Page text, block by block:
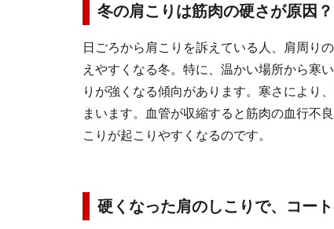
冬の肩こりは筋肉の硬さが原因？
日ごろから肩こりを訴えている人、肩周り
えやすくなる冬。特に、温かい場所から寒
りが強くなる傾向があります。寒さにより
まいます。血管が収縮すると筋肉の血行不
こりが起こりやすくなるのです。
硬くなった肩のしこりで、コー